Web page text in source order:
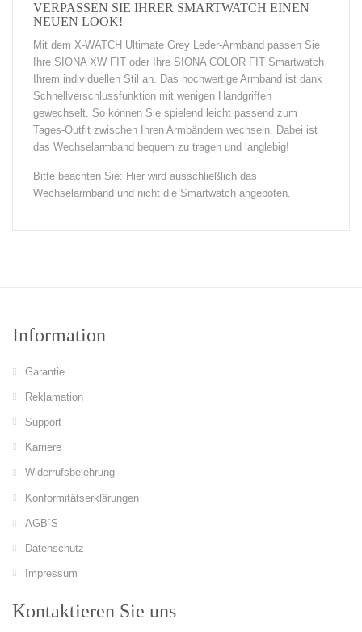
VERPASSEN SIE IHRER SMARTWATCH EINEN
NEUEN LOOK!
Mit dem X-WATCH Ultimate Grey Leder-Armband passen Sie
Ihre SIONA XW FIT oder Ihre SIONA COLOR FIT Smartwatch
Ihrem individuellen Stil an. Das hochwertige Armband ist dank
Schnellverschlussfunktion mit wenigen Handgriffen
gewechselt. So können Sie spielend leicht passend zum
Tages-Outfit zwischen Ihren Armbändern wechseln. Dabei ist
das Wechselarmband bequem zu tragen und langlebig!
Bitte beachten Sie: Hier wird ausschließlich das
Wechselarmband und nicht die Smartwatch angeboten.
Information
Garantie
Reklamation
Support
Karriere
Widerrufsbelehrung
Konformitätserklärungen
AGB´S
Datenschutz
Impressum
Kontaktieren Sie uns